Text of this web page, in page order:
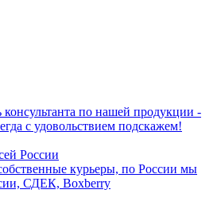
по нашей продукции -
с удовольствием подскажем!
России
курьеры, по России мы
СДЕК, Boxberry